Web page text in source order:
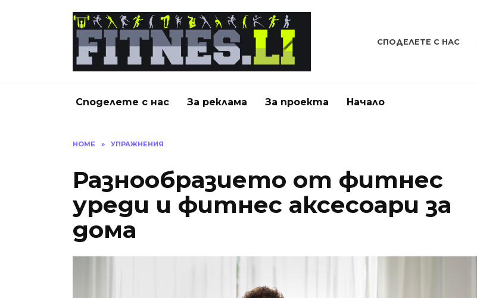
СПОДЕЛЕТЕ С НАС
Споделете с нас За реклама За проекта Начало
HOME » УПРАЖНЕНИЯ
Разнообразието от фитнес
уреди и фитнес аксесоари за
дома